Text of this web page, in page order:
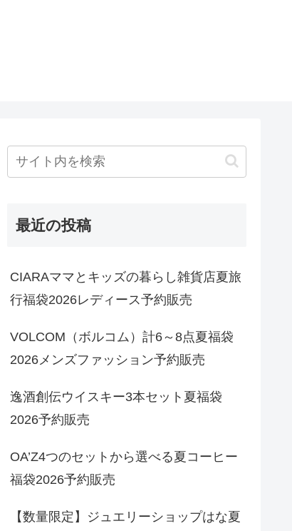
最近の投稿
CIARAママとキッズの暮らし雑貨店夏旅
行福袋2026レディース予約販売
VOLCOM（ボルコム）計6～8点夏福袋
2026メンズファッション予約販売
逸酒創伝ウイスキー3本セット夏福袋
2026予約販売
OA’Z4つのセットから選べる夏コーヒー
福袋2026予約販売
【数量限定】ジュエリーショップはな夏